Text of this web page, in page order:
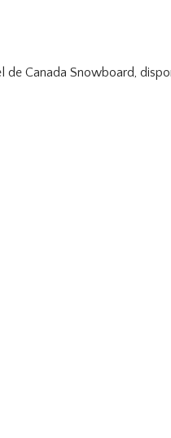
de Canada Snowboard,